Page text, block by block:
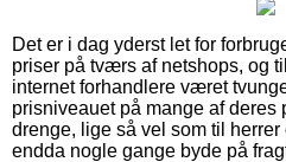
Det er i dag yderst let for
priser på tværs af netshops, og
internet forhandlere været
prisniveauet på mange af deres
drenge, lige så vel som til
endda nogle gange byde på